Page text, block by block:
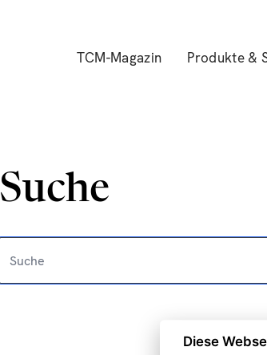
TCM-Magazin Produkte &
Suche
Diese